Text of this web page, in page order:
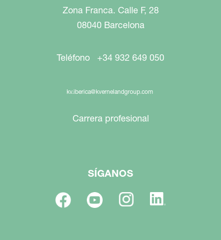
Zona Franca. Calle F, 28
08040 Barcelona
Teléfono +34 932 649 050
kv.iberica@kvernelandgroup.com
Carrera profesional
SÍGANOS